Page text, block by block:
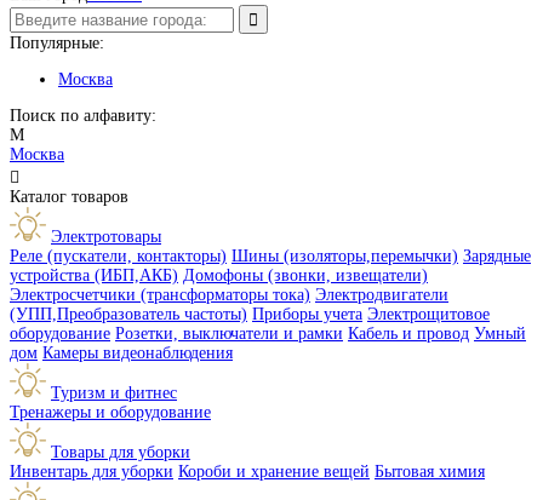
Популярные:
Москва
Поиск по алфавиту:
М
Москва

Каталог товаров
Электротовары
Реле (пускатели, контакторы) Шины (изоляторы,перемычки) Зарядные
устройства (ИБП,АКБ) Домофоны (звонки, извещатели)
Электросчетчики (трансформаторы тока) Электродвигатели
(УПП,Преобразователь частоты) Приборы учета Электрощитовое
оборудование Розетки, выключатели и рамки Кабель и провод Умный
дом Камеры видеонаблюдения
Туризм и фитнес
Тренажеры и оборудование
Товары для уборки
Инвентарь для уборки Короби и хранение вещей Бытовая химия